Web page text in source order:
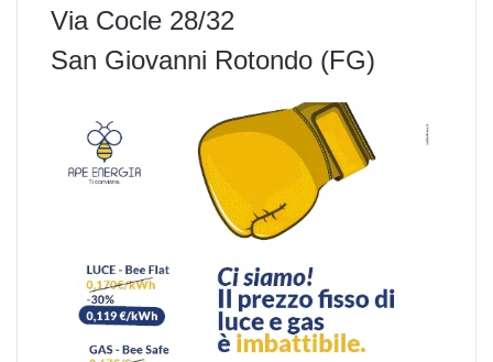
Via Cocle 28/32
San Giovanni Rotondo (FG)